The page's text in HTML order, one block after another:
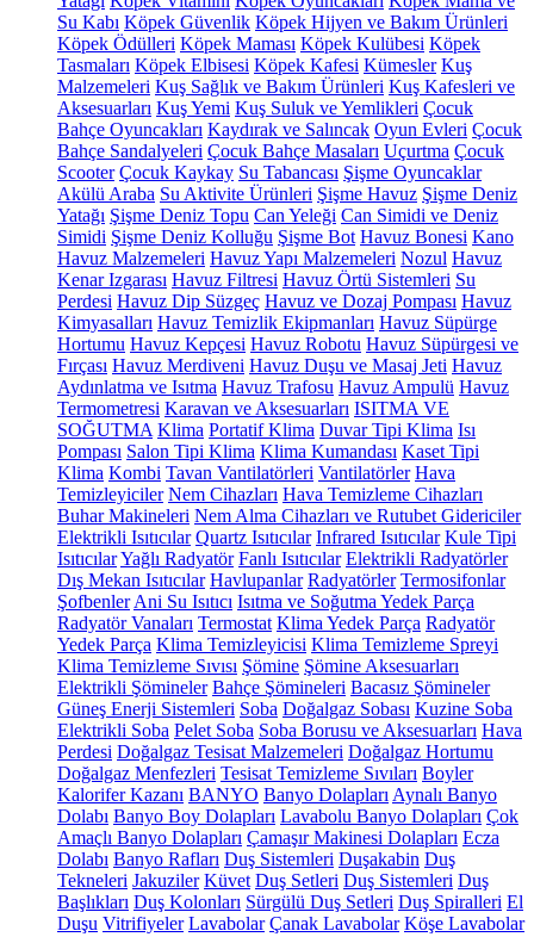
Su Kabı Köpek Güvenlik Köpek Hijyen ve Bakım Ürünleri
Köpek Ödülleri Köpek Maması Köpek Kulübesi Köpek
Tasmaları Köpek Elbisesi Köpek Kafesi Kümesler Kuş
Malzemeleri Kuş Sağlık ve Bakım Ürünleri Kuş Kafesleri ve
Aksesuarları Kuş Yemi Kuş Suluk ve Yemlikleri Çocuk
Bahçe Oyuncakları Kaydırak ve Salıncak Oyun Evleri Çocuk
Bahçe Sandalyeleri Çocuk Bahçe Masaları Uçurtma Çocuk
Scooter Çocuk Kaykay Su Tabancası Şişme Oyuncaklar
Akülü Araba Su Aktivite Ürünleri Şişme Havuz Şişme Deniz
Yatağı Şişme Deniz Topu Can Yeleği Can Simidi ve Deniz
Simidi Şişme Deniz Kolluğu Şişme Bot Havuz Bonesi Kano
Havuz Malzemeleri Havuz Yapı Malzemeleri Nozul Havuz
Kenar Izgarası Havuz Filtresi Havuz Örtü Sistemleri Su
Perdesi Havuz Dip Süzgeç Havuz ve Dozaj Pompası Havuz
Kimyasalları Havuz Temizlik Ekipmanları Havuz Süpürge
Hortumu Havuz Kepçesi Havuz Robotu Havuz Süpürgesi ve
Fırçası Havuz Merdiveni Havuz Duşu ve Masaj Jeti Havuz
Aydınlatma ve Isıtma Havuz Trafosu Havuz Ampulü Havuz
Termometresi Karavan ve Aksesuarları ISITMA VE
SOĞUTMA Klima Portatif Klima Duvar Tipi Klima Isı
Pompası Salon Tipi Klima Klima Kumandası Kaset Tipi
Klima Kombi Tavan Vantilatörleri Vantilatörler Hava
Temizleyiciler Nem Cihazları Hava Temizleme Cihazları
Buhar Makineleri Nem Alma Cihazları ve Rutubet Gidericiler
Elektrikli Isıtıcılar Quartz Isıtıcılar Infrared Isıtıcılar Kule Tipi
IsıtıcılarYağlı Radyatör Fanlı Isıtıcılar Elektrikli Radyatörler
Dış Mekan Isıtıcılar Havlupanlar Radyatörler Termosifonlar
Şofbenler Ani Su Isıtıcı Isıtma ve Soğutma Yedek Parça
Radyatör Vanaları Termostat Klima Yedek Parça Radyatör
Yedek Parça Klima Temizleyicisi Klima Temizleme Spreyi
Klima Temizleme Sıvısı Şömine Şömine Aksesuarları
Elektrikli Şömineler Bahçe Şömineleri Bacasız Şömineler
Güneş Enerji Sistemleri Soba Doğalgaz Sobası Kuzine Soba
Elektrikli Soba Pelet Soba Soba Borusu ve Aksesuarları Hava
Perdesi Doğalgaz Tesisat Malzemeleri Doğalgaz Hortumu
Doğalgaz Menfezleri Tesisat Temizleme Sıvıları Boyler
Kalorifer Kazanı BANYO Banyo Dolapları Aynalı Banyo
Dolabı Banyo Boy Dolapları Lavabolu Banyo Dolapları Çok
Amaçlı Banyo Dolapları Çamaşır Makinesi Dolapları Ecza
Dolabı Banyo Rafları Duş Sistemleri Duşakabin Duş
Tekneleri Jakuziler Küvet Duş Setleri Duş Sistemleri Duş
Başlıkları Duş Kolonları Sürgülü Duş Setleri Duş Spiralleri El
Duşu Vitrifiyeler Lavabolar Çanak Lavabolar Köşe Lavabolar